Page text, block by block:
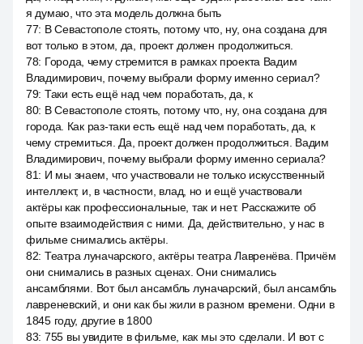
я думаю, что эта модель должна быть
77: В Севастополе стоять, потому что, ну, она создана для
вот только в этом, да, проект должен продолжиться.
78: Города, чему стремится в рамках проекта Вадим
Владимирович, почему выбрали форму именно сериал?
79: Таки есть ещё над чем поработать, да, к
80: В Севастополе стоять, потому что, ну, она создана для
города. Как раз-таки есть ещё над чем поработать, да, к
чему стремиться. Да, проект должен продолжиться. Вадим
Владимирович, почему выбрали форму именно сериала?
81: И мы знаем, что участвовали не только искусственный
интеллект, и, в частности, влад, но и ещё участвовали
актёры как профессиональные, так и нет. Расскажите об
опыте взаимодействия с ними. Да, действительно, у нас в
фильме снимались актёры.
82: Театра луначарского, актёры театра Лавренёва. Причём
они снимались в разных сценах. Они снимались
ансамблями. Вот был ансамбль луначарский, был ансамбль
лавреневский, и они как бы жили в разном времени. Одни в
1845 году, другие в 1800
83: 755 вы увидите в фильме, как мы это сделали. И вот с